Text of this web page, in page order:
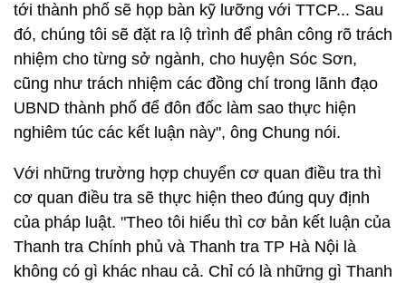
tới thành phố sẽ họp bàn kỹ lưỡng với TTCP... Sau
đó, chúng tôi sẽ đặt ra lộ trình để phân công rõ trách
nhiệm cho từng sở ngành, cho huyện Sóc Sơn,
cũng như trách nhiệm các đồng chí trong lãnh đạo
UBND thành phố để đôn đốc làm sao thực hiện
nghiêm túc các kết luận này", ông Chung nói.
Với những trường hợp chuyển cơ quan điều tra thì
cơ quan điều tra sẽ thực hiện theo đúng quy định
của pháp luật. "Theo tôi hiểu thì cơ bản kết luận của
Thanh tra Chính phủ và Thanh tra TP Hà Nội là
không có gì khác nhau cả. Chỉ có là những gì Thanh